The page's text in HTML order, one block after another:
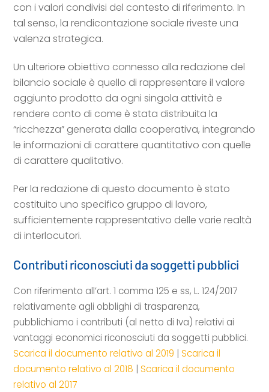
con i valori condivisi del contesto di riferimento. In
tal senso, la rendicontazione sociale riveste una
valenza strategica.
Un ulteriore obiettivo connesso alla redazione del
bilancio sociale è quello di rappresentare il valore
aggiunto prodotto da ogni singola attività e
rendere conto di come è stata distribuita la
“ricchezza” generata dalla cooperativa, integrando
le informazioni di carattere quantitativo con quelle
di carattere qualitativo.
Per la redazione di questo documento è stato
costituito uno specifico gruppo di lavoro,
sufficientemente rappresentativo delle varie realtà
di interlocutori.
Contributi riconosciuti da soggetti pubblici
Con riferimento all’art. 1 comma 125 e ss, L. 124/2017
relativamente agli obblighi di trasparenza,
pubblichiamo i contributi (al netto di Iva) relativi ai
vantaggi economici riconosciuti da soggetti pubblici.
Scarica il documento relativo al 2019 | Scarica il
documento relativo al 2018 | Scarica il documento
relativo al 2017